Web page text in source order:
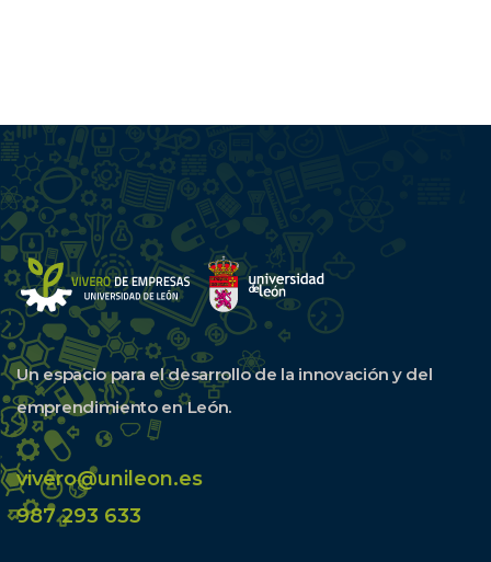
Un espacio para el desarrollo de la innovación y del
emprendimiento en León.
vivero@unileon.es
987 293 633